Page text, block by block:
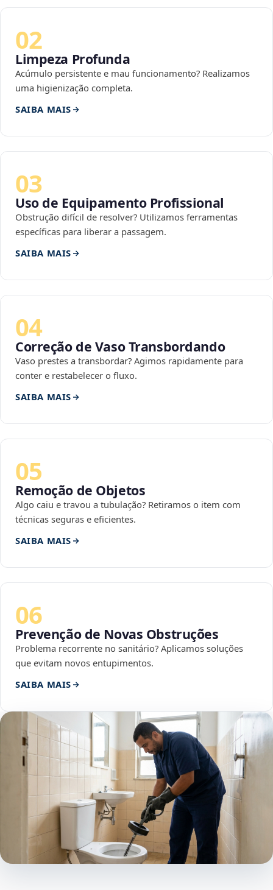
02
Limpeza Profunda
Acúmulo persistente e mau funcionamento? Realizamos
uma higienização completa.
SAIBA MAIS
03
Uso de Equipamento Profissional
Obstrução difícil de resolver? Utilizamos ferramentas
específicas para liberar a passagem.
SAIBA MAIS
04
Correção de Vaso Transbordando
Vaso prestes a transbordar? Agimos rapidamente para
conter e restabelecer o fluxo.
SAIBA MAIS
05
Remoção de Objetos
Algo caiu e travou a tubulação? Retiramos o item com
técnicas seguras e eficientes.
SAIBA MAIS
06
Prevenção de Novas Obstruções
Problema recorrente no sanitário? Aplicamos soluções
que evitam novos entupimentos.
SAIBA MAIS